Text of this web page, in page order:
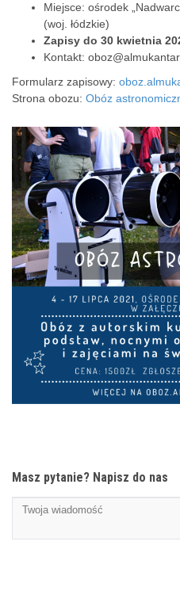
Miejsce: ośrodek
(woj. łódzkie)
Zapisy do 30 kwietnia
Kontakt:
Formularz zapisowy:
Strona obozu: Obóz
Masz pytanie? Napisz do nas